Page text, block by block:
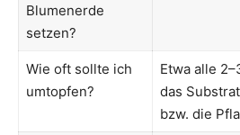
Blumenerde
setzen?
Wie oft sollte ich
umtopfen?
Etwa alle
das
bzw. die